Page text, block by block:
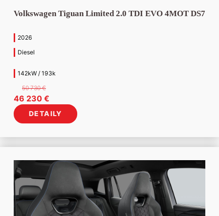
Volkswagen Tiguan Limited 2.0 TDI EVO 4MOT DS7
2026
Diesel
142kW / 193k
50 730€
Pôvodná
cena
bola:
730 €.
46 230 €
cena
je:
230 €.
DETAILY